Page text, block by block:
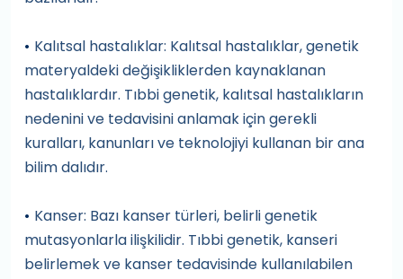
• Kalıtsal hastalıklar: Kalıtsal hastalıklar, genetik
materyaldeki değişikliklerden kaynaklanan
hastalıklardır. Tıbbi genetik, kalıtsal hastalıkların
nedenini ve tedavisini anlamak için gerekli
kuralları, kanunları ve teknolojiyi kullanan bir ana
bilim dalıdır.
• Kanser: Bazı kanser türleri, belirli genetik
mutasyonlarla ilişkilidir. Tıbbi genetik, kanseri
belirlemek ve kanser tedavisinde kullanılabilen